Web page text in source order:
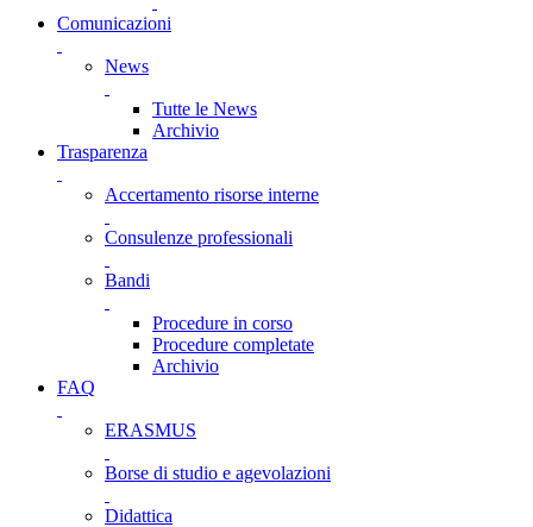
Comunicazioni
News
Tutte le News
Archivio
Trasparenza
Accertamento risorse interne
Consulenze professionali
Bandi
Procedure in corso
Procedure completate
Archivio
FAQ
ERASMUS
Borse di studio e agevolazioni
Didattica